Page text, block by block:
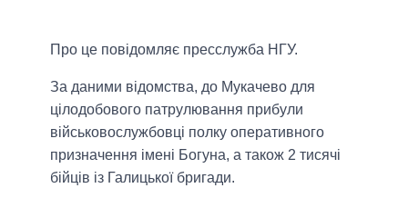
Про це повідомляє пресслужба НГУ.
За даними відомства, до Мукачево для
цілодобового патрулювання прибули
військовослужбовці полку оперативного
призначення імені Богуна, а також 2 тисячі
бійців із Галицької бригади.